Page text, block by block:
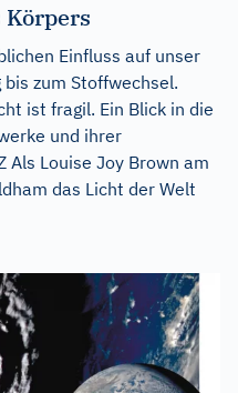
Körpers
Einfluss auf unser
zum Stoffwechsel.
ist fragil. Ein Blick in die
und ihrer
Als Louise Joy Brown am
das Licht der Welt